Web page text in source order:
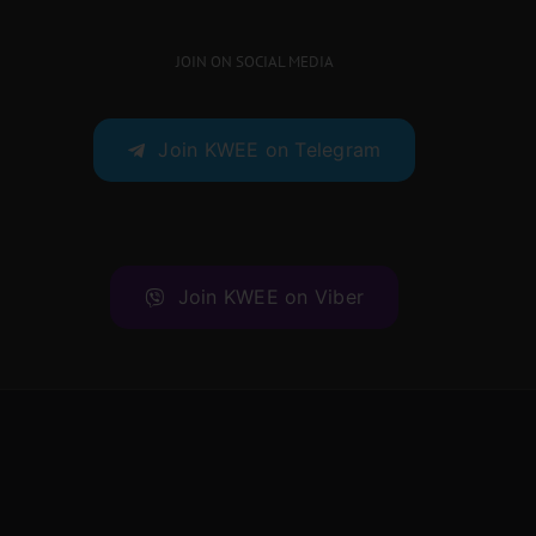
JOIN ON SOCIAL MEDIA
Join KWEE on Telegram
Join KWEE on Viber